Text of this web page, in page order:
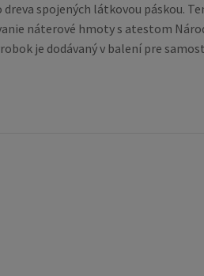
spojených látkovou páskou.
náterové hmoty s atestom
je dodávaný v balení pre